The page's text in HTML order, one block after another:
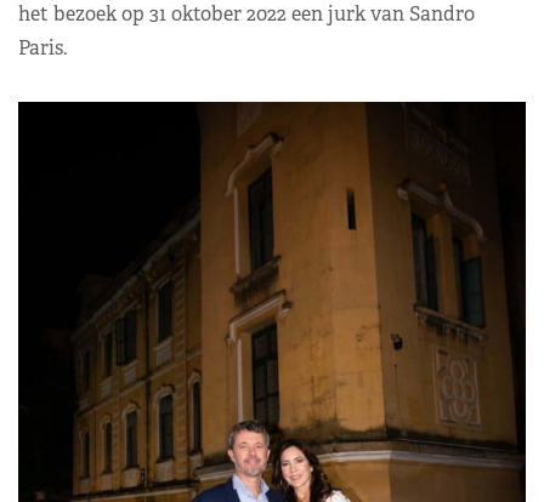
het bezoek op 31 oktober 2022 een jurk van Sandro
Paris.